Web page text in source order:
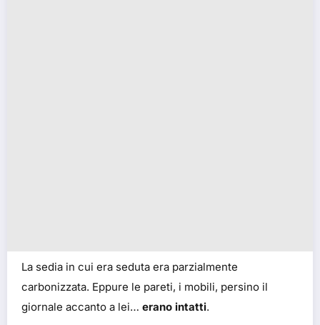
La sedia in cui era seduta era parzialmente
carbonizzata. Eppure le pareti, i mobili, persino il
giornale accanto a lei… erano intatti.